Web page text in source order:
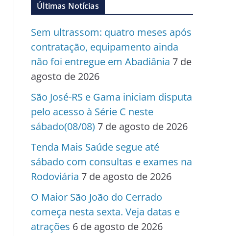
Últimas Notícias
Sem ultrassom: quatro meses após
contratação, equipamento ainda
não foi entregue em Abadiânia 7 de
agosto de 2026
São José-RS e Gama iniciam disputa
pelo acesso à Série C neste
sábado(08/08) 7 de agosto de 2026
Tenda Mais Saúde segue até
sábado com consultas e exames na
Rodoviária 7 de agosto de 2026
O Maior São João do Cerrado
começa nesta sexta. Veja datas e
atrações 6 de agosto de 2026